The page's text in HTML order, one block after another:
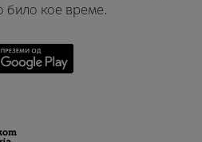
било кое време.